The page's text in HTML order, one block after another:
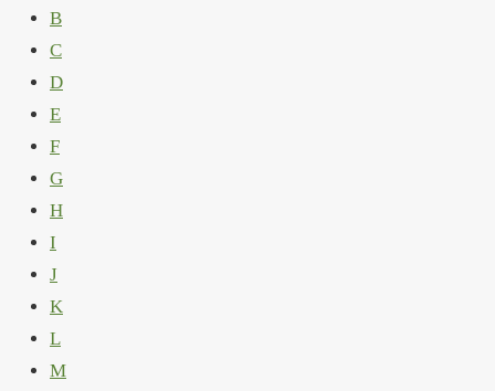
B
C
D
E
F
G
H
I
J
K
L
M